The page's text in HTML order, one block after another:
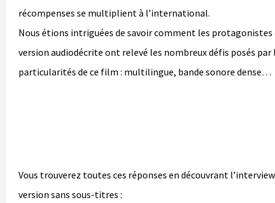
récompenses se multiplient à l’international.
Nous étions intriguées de savoir comment les protagonistes
version audiodécrite ont relevé les nombreux défis posés par
particularités de ce film : multilingue, bande sonore dense…
Vous trouverez toutes ces réponses en découvrant
version sans sous-titres :